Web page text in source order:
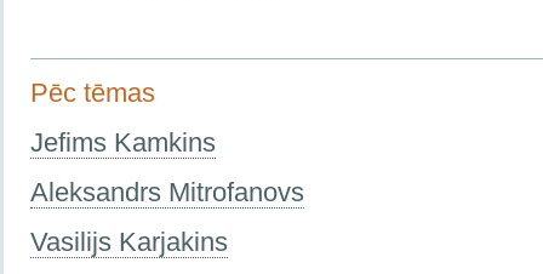
Pēc tēmas
Jefims Kamkins
Aleksandrs Mitrofanovs
Vasilijs Karjakins